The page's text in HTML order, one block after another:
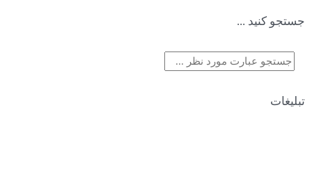
جستجو کنید ...
تبلیغات